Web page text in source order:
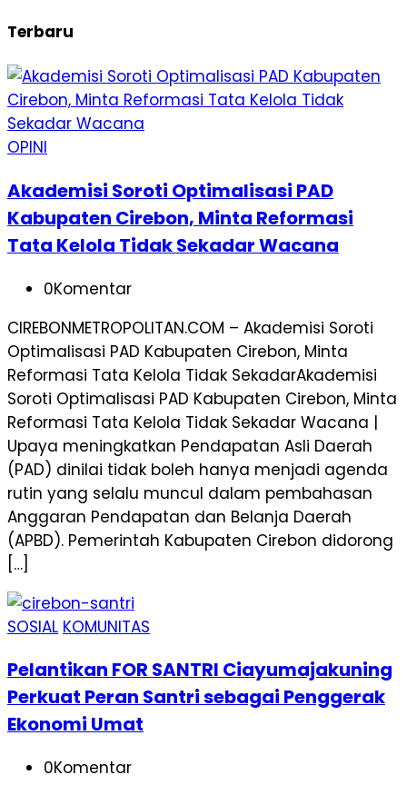
Terbaru
OPINI
Akademisi Soroti Optimalisasi PAD
Kabupaten Cirebon, Minta Reformasi
Tata Kelola Tidak Sekadar Wacana
0Komentar
CIREBONMETROPOLITAN.COM – Akademisi Soroti
Optimalisasi PAD Kabupaten Cirebon, Minta
Reformasi Tata Kelola Tidak SekadarAkademisi
Soroti Optimalisasi PAD Kabupaten Cirebon, Minta
Reformasi Tata Kelola Tidak Sekadar Wacana |
Upaya meningkatkan Pendapatan Asli Daerah
(PAD) dinilai tidak boleh hanya menjadi agenda
rutin yang selalu muncul dalam pembahasan
Anggaran Pendapatan dan Belanja Daerah
(APBD). Pemerintah Kabupaten Cirebon didorong
[…]
SOSIAL KOMUNITAS
Pelantikan FOR SANTRI Ciayumajakuning
Perkuat Peran Santri sebagai Penggerak
Ekonomi Umat
0Komentar